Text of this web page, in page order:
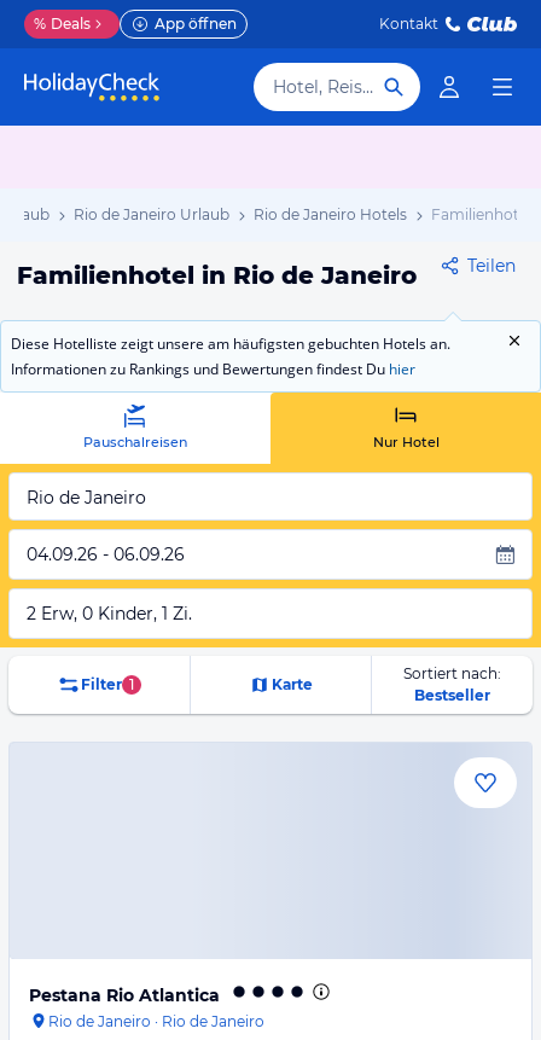
% Deals App öffnen Kontakt
Hotel, Reiseziel
Rio de Janeiro Urlaub Rio de Janeiro Hotels Familienhotel
Familienhotel in Rio de Janeiro Teilen
Diese Hotelliste zeigt unsere am häufigsten gebuchten Hotels an.
Informationen zu Rankings und Bewertungen findest Du hier
Pauschalreisen Nur Hotel
Rio de Janeiro
04.09.26 - 06.09.26
2 Erw, 0 Kinder, 1 Zi.
Filter 1 Karte
Sortiert nach:
Bestseller
Pestana Rio Atlantica
Rio de Janeiro · Rio de Janeiro